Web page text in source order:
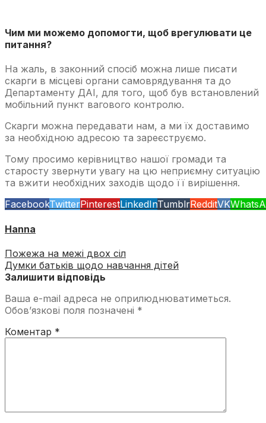
Чим ми можемо допомогти, щоб врегулювати це
питання?
На жаль, в законний спосіб можна лише писати
скарги в місцеві органи самоврядування та до
Департаменту ДАІ, для того, щоб був встановлений
мобільний пункт вагового контролю.
Скарги можна передавати нам, а ми їх доставимо
за необхідною адресою та зареєструємо.
Тому просимо керівництво нашої громади та
старосту звернути увагу на цю неприємну ситуацію
та вжити необхідних заходів щодо її вирішення.
FacebookTwitterPinterestLinkedInTumblrRedditVK
Hanna
Пожежа на межі двох сіл
Думки батьків щодо навчання дітей
Залишити відповідь
Ваша e-mail адреса не оприлюднюватиметься.
Обов’язкові поля позначені *
Коментар *